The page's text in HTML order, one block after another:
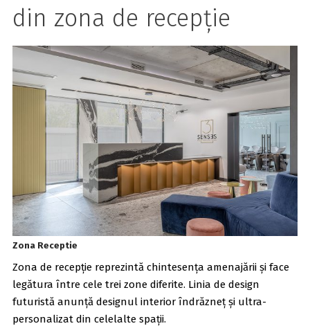
din zona de recepție
Zona Receptie
Zona de recepție reprezintă chintesența amenajării și face
legătura între cele trei zone diferite. Linia de design
futuristă anunță designul interior îndrăzneț și ultra-
personalizat din celelalte spații.